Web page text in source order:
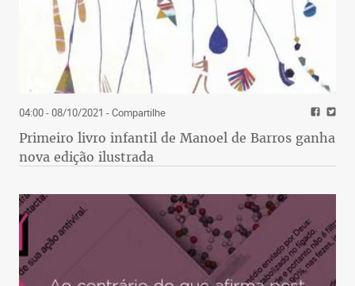
04:00 - 08/10/2021 - Compartilhe
Primeiro livro infantil de Manoel de Barros ganha
nova edição ilustrada